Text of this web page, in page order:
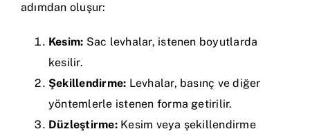
adımdan oluşur:
Kesim: Sac levhalar, istenen boyutlarda
kesilir.
Şekillendirme: Levhalar, basınç ve diğer
yöntemlerle istenen forma getirilir.
Düzleştirme:Kesim veya şekillendirme